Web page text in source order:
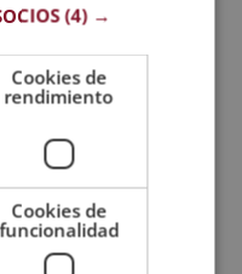
(4) →
Cookies de
rendimiento
Cookies de
funcionalidad